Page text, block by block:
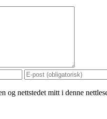
og nettstedet mitt i denne